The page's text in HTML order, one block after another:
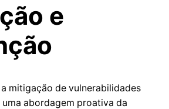
e
mitigação de vulnerabilidades
abordagem proativa da